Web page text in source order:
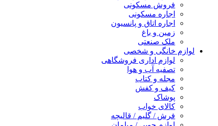
فروش مسکونی
اجاره مسکونی
اجاره اتاق و پانسیون
زمین و باغ
ملک صنعتی
لوازم خانگی و شخصی
لوازم اداری فروشگاهی
تصفیه آب و هوا
مجله و کتاب
کیف و کفش
پوشاک
کالای خواب
فرش / گلیم / قالیچه